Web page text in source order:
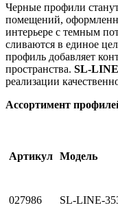
Черные профили
помещений,
интерьере с темным
сливаются в единое
профиль добавляет
пространства. SL-LINE
реализации
Ассортимент
Артикул Модель
027986
SL-LINE-